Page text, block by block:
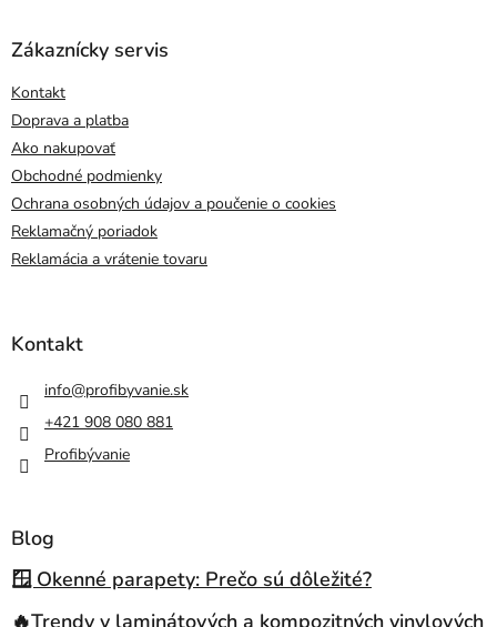
Zákaznícky servis
Kontakt
Doprava a platba
Ako nakupovať
Obchodné podmienky
Ochrana osobných údajov a poučenie o cookies
Reklamačný poriadok
Reklamácia a vrátenie tovaru
Kontakt
info@profibyvanie.sk
+421 908 080 881
Profibývanie
Blog
🪟 Okenné parapety: Prečo sú dôležité?